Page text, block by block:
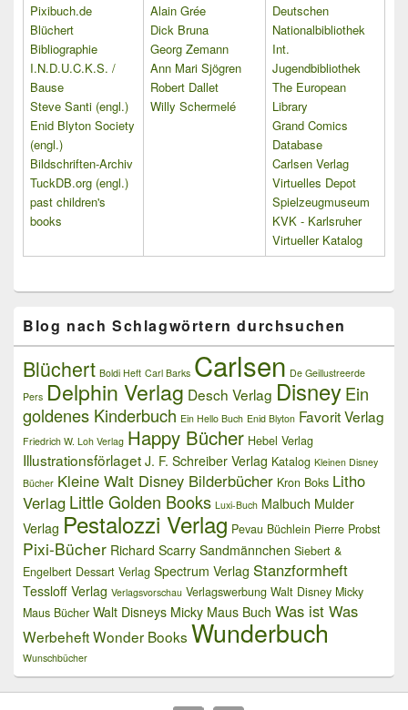
Pixibuch.de
Blüchert
Bibliographie
I.N.D.U.C.K.S. /
Bause
Steve Santi (engl.)
Enid Blyton Society
(engl.)
Bildschriften-Archiv
TuckDB.org (engl.)
past children's
books
Alain Grée
Dick Bruna
Georg Zemann
Ann Mari Sjögren
Robert Dallet
Willy Schermelé
Deutschen
Nationalbibliothek
Int.
Jugendbibliothek
The European
Library
Grand Comics
Database
Carlsen Verlag
Virtuelles Depot
Spielzeugmuseum
KVK - Karlsruher
Virtueller Katalog
Blog nach Schlagwörtern durchsuchen
Blüchert Boldi Heft Carl Barks Carlsen De Geillustreerde
Pers Delphin Verlag Desch Verlag DisneyEin
goldenes Kinderbuch Ein Hello Buch Enid Blyton Favorit Verlag
Friedrich W. Loh Verlag Happy Bücher Hebel Verlag
Illustrationsförlaget J. F. Schreiber Verlag Katalog Kleinen Disney
Bücher Kleine Walt Disney Bilderbücher Kron Boks Litho
Verlag Little Golden Books Luxi-Buch Malbuch Mulder
Verlag Pestalozzi Verlag Pevau Büchlein Pierre Probst
Pixi-Bücher Richard Scarry Sandmännchen Siebert &
Engelbert Dessart Verlag Spectrum Verlag Stanzformheft
Tessloff Verlag Verlagsvorschau Verlagswerbung Walt Disney Micky
Maus Bücher Walt Disneys Micky Maus Buch Was ist Was
WerbeheftWonder Books Wunderbuch
Wunschbücher